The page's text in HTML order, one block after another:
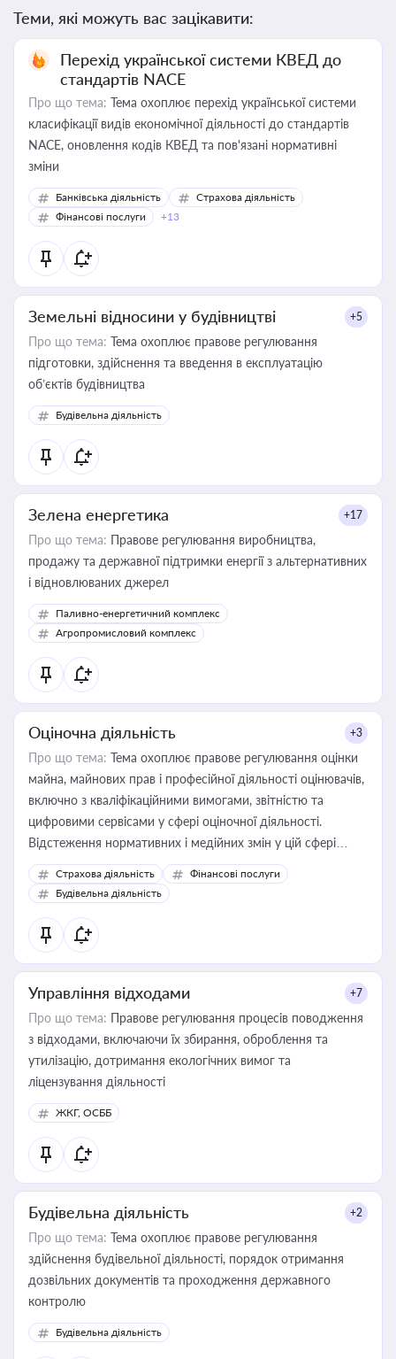
Теми, які можуть вас зацікавити:
Перехід української системи КВЕД до
стандартів NACE
Про що тема: Тема охоплює перехід української системи
класифікації видів економічної діяльності до стандартів
NACE, оновлення кодів КВЕД та пов'язані нормативні
зміни
Банківська діяльність
Страхова діяльність
Фінансові послуги
+13
Земельні відносини у будівництві +5
Про що тема: Тема охоплює правове регулювання
підготовки, здійснення та введення в експлуатацію
об’єктів будівництва
Будівельна діяльність
Зелена енергетика +17
Про що тема: Правове регулювання виробництва,
продажу та державної підтримки енергії з альтернативних
і відновлюваних джерел
Паливно-енергетичний комплекс
Агропромисловий комплекс
Оціночна діяльність +3
Про що тема: Тема охоплює правове регулювання оцінки
майна, майнових прав і професійної діяльності оцінювачів,
включно з кваліфікаційними вимогами, звітністю та
цифровими сервісами у сфері оціночної діяльності.
Відстеження нормативних і медійних змін у цій сфері
корисне для власника бізнесу, керівника, юриста або
бухгалтера під час оподаткування, приватизації, оренди
державного майна, корпоративних угод і перевірки
статусу суб'єктів оціночної діяльності
Страхова діяльність
Фінансові послуги
Будівельна діяльність
Управління відходами +7
Про що тема: Правове регулювання процесів поводження
з відходами, включаючи їх збирання, оброблення та
утилізацію, дотримання екологічних вимог та
ліцензування діяльності
ЖКГ, ОСББ
Будівельна діяльність +2
Про що тема: Тема охоплює правове регулювання
здійснення будівельної діяльності, порядок отримання
дозвільних документів та проходження державного
контролю
Будівельна діяльність